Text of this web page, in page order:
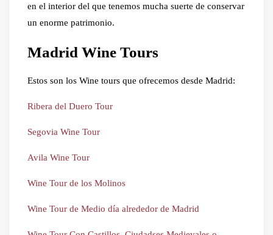
en el interior del que tenemos mucha suerte de conservar
un enorme patrimonio.
Madrid Wine Tours
Estos son los Wine tours que ofrecemos desde Madrid:
Ribera del Duero Tour
Segovia Wine Tour
Avila Wine Tour
Wine Tour de los Molinos
Wine Tour de Medio día alrededor de Madrid